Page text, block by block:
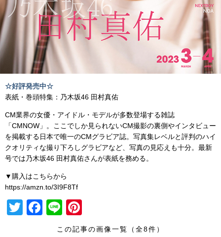
☆好評発売中☆
表紙・巻頭特集：乃木坂46 田村真佑
CM業界の女優・アイドル・モデルが多数登場する雑誌
「CMNOW」。ここでしか見られないCM撮影の裏側やインタビュー
を掲載する日本で唯一のCMグラビア誌。写真集レベルと評判のハイ
クオリティな撮り下ろしグラビアなど、写真の見応えも十分。最新
号では乃木坂46 田村真佑さんが表紙を務める。
▼購入はこちらから
https://amzn.to/3I9F8Tf
T
F
Li
n
nt
この記事の画像一覧（全8件）